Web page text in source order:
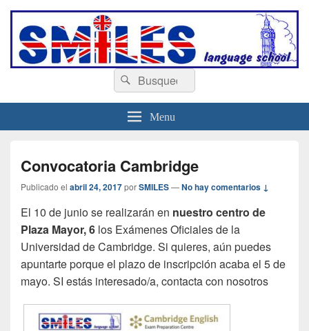
escuelasmiles.es
Buscar
por:
Buscar
Menu
Convocatoria Cambridge
Publicado el abril 24, 2017porSMILES—No hay comentarios ↓
El 10 de junio se realizarán en nuestro centro de
Plaza Mayor, 6 los Exámenes Oficiales de la
Universidad de Cambridge. Si quieres, aún puedes
apuntarte porque el plazo de inscripción acaba el 5 de
mayo. SI estás interesado/a, contacta con nosotros